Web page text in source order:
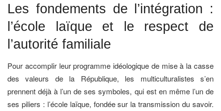
Les fondements de l’intégration :
l’école laïque et le respect de
l’autorité familiale
Pour accomplir leur programme idéologique de mise à la casse
des valeurs de la République, les multiculturalistes s’en
prennent déjà à l’un de ses symboles, qui est en même l’un de
ses piliers : l’école laïque, fondée sur la transmission du savoir.